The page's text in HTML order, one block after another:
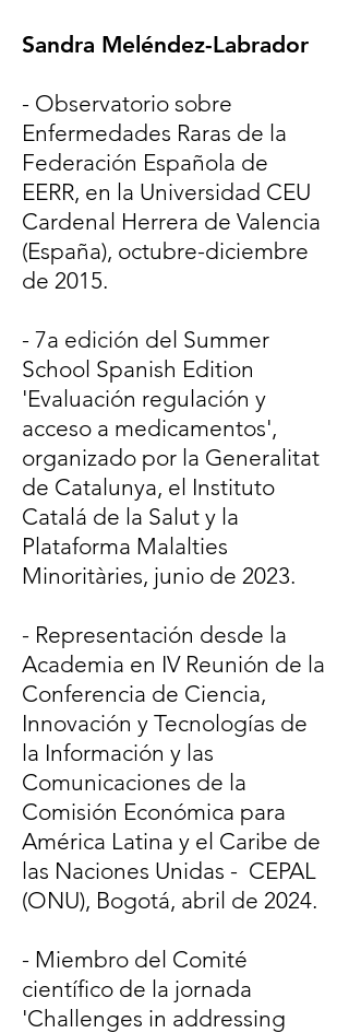
Sandra Meléndez-Labrador
- Observatorio sobre
Enfermedades Raras de la
Federación Española de
EERR, en la Universidad CEU
Cardenal Herrera de Valencia
(España), octubre-diciembre
de 2015.
​- 7a edición del Summer
School Spanish Edition
'Evaluación regulación y
acceso a medicamentos',
organizado por la Generalitat
de Catalunya, el Instituto
Catalá de la Salut y la
Plataforma Malalties
Minoritàries, junio de 2023.
- Representación desde la
Academia en IV Reunión de la
Conferencia de Ciencia,
Innovación y Tecnologías de
la Información y las
Comunicaciones de la
Comisión Económica para
América Latina y el Caribe de
las Naciones Unidas - CEPAL
(ONU), Bogotá, abril de 2024.
- Miembro del Comité
científico de la jornada
'Challenges in addressing